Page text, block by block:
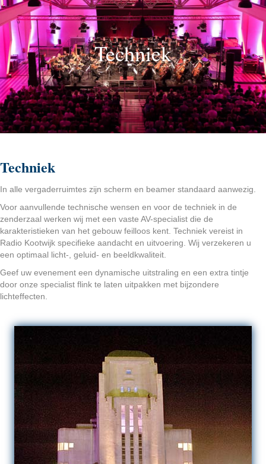
Techniek
Techniek
In alle vergaderruimtes zijn scherm en beamer standaard aanwezig.
Voor aanvullende technische wensen en voor de techniek in de
zenderzaal werken wij met een vaste AV-specialist die de
karakteristieken van het gebouw feilloos kent. Techniek vereist in
Radio Kootwijk specifieke aandacht en uitvoering. Wij verzekeren u
een optimaal licht-, geluid- en beeldkwaliteit.
Geef uw evenement een dynamische uitstraling en een extra tintje
door onze specialist flink te laten uitpakken met bijzondere
lichteffecten.